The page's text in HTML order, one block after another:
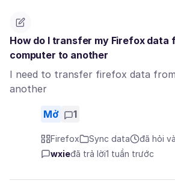
How do I transfer my Firefox data
computer to another
I need to transfer firefox data
another
Mở 1
Firefox Sync data
đã hỏi
wxieđã trả lời1 tuần trước